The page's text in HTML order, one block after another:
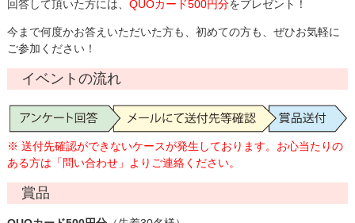
回答して頂いた方には、 QUOカード500円分をプレゼント！
今まで何度かお答えいただいた方も、初めての方も、ぜひお気軽に
ご参加ください！
イベントの流れ
※ 送付先確認ができないケースが発生しております。お心当たりの
ある方は 「問い合わせ」 よりご連絡ください。
賞品